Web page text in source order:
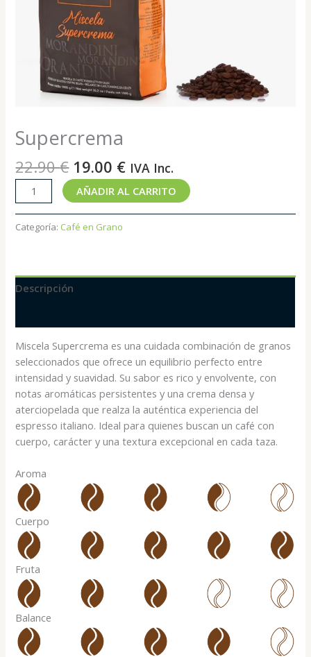
Supercrema
22.90€ 19.00 € IVA Inc.
AÑADIR AL CARRITO
Categoría: Café en Grano
Descripción
Miscela Supercrema es una cuidada combinación de granos
seleccionados que ofrece un equilibrio perfecto entre
intensidad y suavidad. Su sabor es rico y envolvente, con
notas aromáticas persistentes y una crema densa y
aterciopelada que realza la auténtica experiencia del
espresso italiano. Ideal para quienes buscan un café con
cuerpo, carácter y una textura excepcional en cada taza.
Aroma
Cuerpo
Fruta
Balance